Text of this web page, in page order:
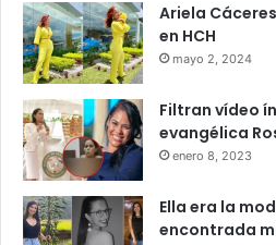
Ariela
en HCH
mayo 2, 2024
Filtran vídeo
evangélica
enero 8, 2023
Ella era la
encontrada